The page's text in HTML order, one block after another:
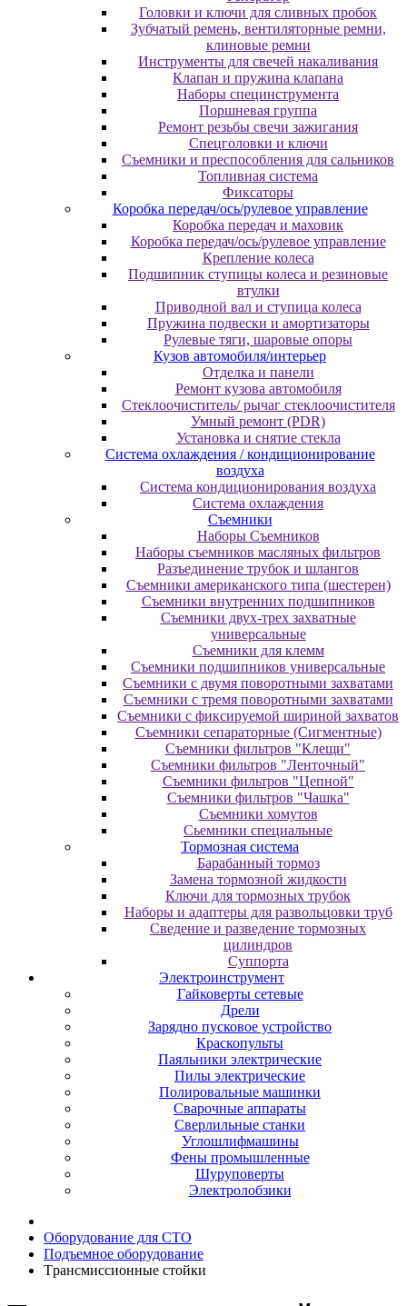
Головки и ключи для сливных пробок
Зубчатый ремень, вентиляторные ремни,
клиновые ремни
Инструменты для свечей накаливания
Клапан и пружина клапана
Наборы специнструмента
Поршневая группа
Ремонт резьбы свечи зажигания
Спецголовки и ключи
Съемники и преспособления для сальников
Топливная система
Фиксаторы
Коробка передач/ось/рулевое управление
Коробка передач и маховик
Коробка передач/ось/рулевое управление
Крепление колеса
Подшипник ступицы колеса и резиновые
втулки
Приводной вал и ступица колеса
Пружина подвески и амортизаторы
Рулевые тяги, шаровые опоры
Кузов автомобиля/интерьер
Отделка и панели
Ремонт кузова автомобиля
Стеклоочиститель/ рычаг стеклоочистителя
Умный ремонт (PDR)
Установка и снятие стекла
Система охлаждения / кондиционирование
воздуха
Система кондиционирования воздуха
Система охлаждения
Съемники
Наборы Съемников
Наборы съемников масляных фильтров
Разъединение трубок и шлангов
Съемники американского типа (шестерен)
Съемники внутренних подшипников
Съемники двух-трех захватные
универсальные
Съемники для клемм
Съемники подшипников универсальные
Съемники с двумя поворотными захватами
Съемники с тремя поворотными захватами
Съемники с фиксируемой шириной захватов
Съемники сепараторные (Сигментные)
Съемники фильтров "Клещи"
Съемники фильтров "Ленточный"
Съемники фильтров "Цепной"
Съемники фильтров "Чашка"
Съемники хомутов
Сьемники специальные
Тормозная система
Барабанный тормоз
Замена тормозной жидкости
Ключи для тормозных трубок
Наборы и адаптеры для развольцовки труб
Сведение и разведение тормозных
цилиндров
Суппорта
Электроинструмент
Гайковерты сетевые
Дрели
Зарядно пусковое устройство
Краскопульты
Паяльники электрические
Пилы электрические
Полировальные машинки
Сварочные аппараты
Сверлильные станки
Углошлифмашины
Фены промышленные
Шуруповерты
Электролобзики
Oбopудoвaниe для CTO
Пoдъeмнoe oбopудoвaниe
Tpaнcмиccиoнныe cтoйки